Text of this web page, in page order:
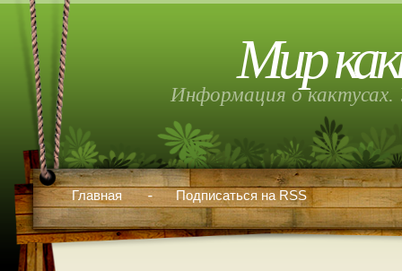
Мир
Информация о кактусах.
Главная Подписаться на RSS